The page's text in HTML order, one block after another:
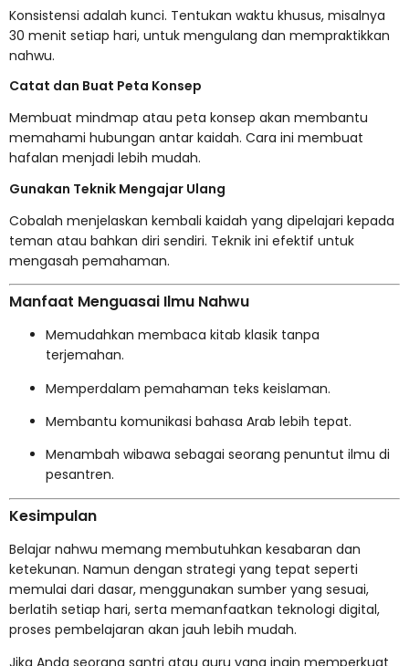
Konsistensi adalah kunci. Tentukan waktu khusus, misalnya
30 menit setiap hari, untuk mengulang dan mempraktikkan
nahwu.
Catat dan Buat Peta Konsep
Membuat mindmap atau peta konsep akan membantu
memahami hubungan antar kaidah. Cara ini membuat
hafalan menjadi lebih mudah.
Gunakan Teknik Mengajar Ulang
Cobalah menjelaskan kembali kaidah yang dipelajari kepada
teman atau bahkan diri sendiri. Teknik ini efektif untuk
mengasah pemahaman.
Manfaat Menguasai Ilmu Nahwu
Memudahkan membaca kitab klasik tanpa
terjemahan.
Memperdalam pemahaman teks keislaman.
Membantu komunikasi bahasa Arab lebih tepat.
Menambah wibawa sebagai seorang penuntut ilmu di
pesantren.
Kesimpulan
Belajar nahwu memang membutuhkan kesabaran dan
ketekunan. Namun dengan strategi yang tepat seperti
memulai dari dasar, menggunakan sumber yang sesuai,
berlatih setiap hari, serta memanfaatkan teknologi digital,
proses pembelajaran akan jauh lebih mudah.